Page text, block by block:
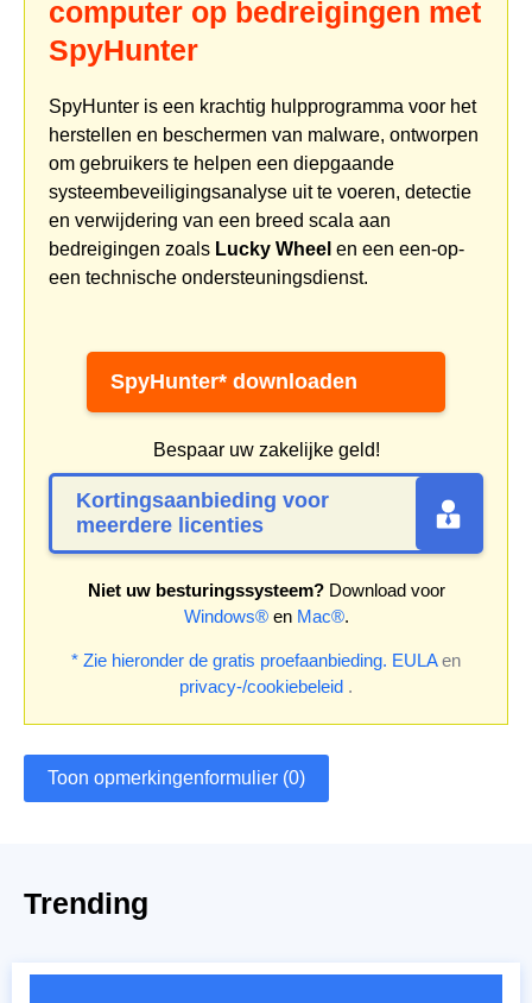
computer op bedreigingen met
SpyHunter
SpyHunter is een krachtig hulpprogramma voor het
herstellen en beschermen van malware, ontworpen
om gebruikers te helpen een diepgaande
systeembeveiligingsanalyse uit te voeren, detectie
en verwijdering van een breed scala aan
bedreigingen zoals Lucky Wheel en een een-op-
een technische ondersteuningsdienst.
SpyHunter* downloaden
Bespaar uw zakelijke geld!
Kortingsaanbieding voor
meerdere licenties
Niet uw besturingssysteem?Download voor
Windows®en Mac®.
* Zie hieronder de gratis proefaanbieding. EULAen
privacy-/cookiebeleid .
Toon opmerkingenformulier (0)
Trending